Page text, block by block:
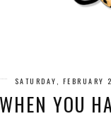
SATURDAY,
YOU